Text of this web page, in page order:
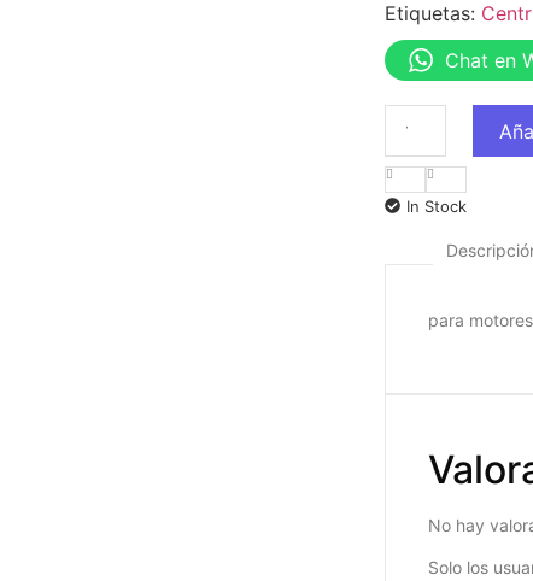
Etiquetas:
Chat en
In Stock
para
No hay
Solo los